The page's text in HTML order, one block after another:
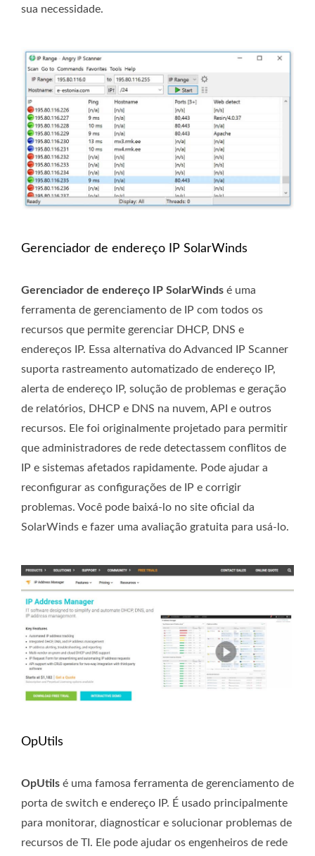
sua necessidade.
Gerenciador de endereço IP SolarWinds
Gerenciador de endereço IP SolarWinds é uma
ferramenta de gerenciamento de IP com todos os
recursos que permite gerenciar DHCP, DNS e
endereços IP. Essa alternativa do Advanced IP Scanner
suporta rastreamento automatizado de endereço IP,
alerta de endereço IP, solução de problemas e geração
de relatórios, DHCP e DNS na nuvem, API e outros
recursos. Ele foi originalmente projetado para permitir
que administradores de rede detectassem conflitos de
IP e sistemas afetados rapidamente. Pode ajudar a
reconfigurar as configurações de IP e corrigir
problemas. Você pode baixá-lo no site oficial da
SolarWinds e fazer uma avaliação gratuita para usá-lo.
OpUtils
OpUtils é uma famosa ferramenta de gerenciamento de
porta de switch e endereço IP. É usado principalmente
para monitorar, diagnosticar e solucionar problemas de
recursos de TI. Ele pode ajudar os engenheiros de rede